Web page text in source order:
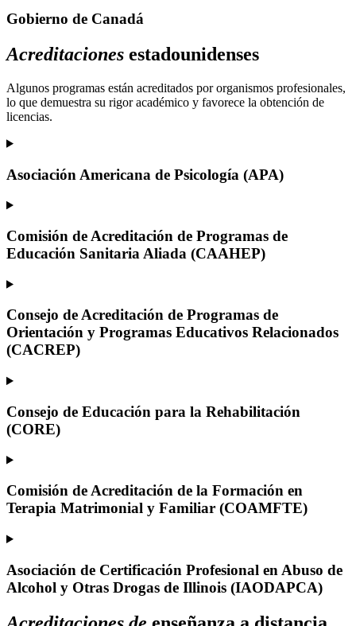
Gobierno de Canadá
Acreditaciones estadounidenses
Algunos programas están acreditados por organismos profesionales,
lo que demuestra su rigor académico y favorece la obtención de
licencias.
Asociación Americana de Psicología (APA)
Comisión de Acreditación de Programas de
Educación Sanitaria Aliada (CAAHEP)
Consejo de Acreditación de Programas de
Orientación y Programas Educativos Relacionados
(CACREP)
Consejo de Educación para la Rehabilitación
(CORE)
Comisión de Acreditación de la Formación en
Terapia Matrimonial y Familiar (COAMFTE)
Asociación de Certificación Profesional en Abuso de
Alcohol y Otras Drogas de Illinois (IAODAPCA)